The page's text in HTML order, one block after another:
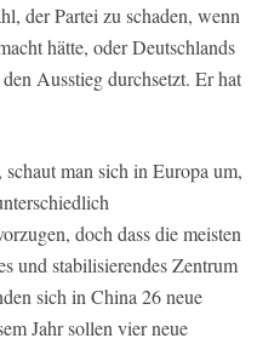
der Partei zu schaden, wenn
hätte, oder Deutschlands
Ausstieg durchsetzt. Er hat
man sich in Europa um,
doch dass die meisten
und stabilisierendes Zentrum
sich in China 26 neue
Jahr sollen vier neue